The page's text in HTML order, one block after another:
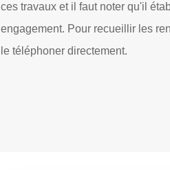
ces travaux et il faut noter qu'il
engagement. Pour recueillir les
le téléphoner directement.